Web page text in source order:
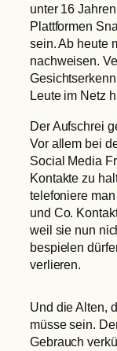
unter 16
Plattformen
sein. Ab heute
nachweisen.
Leute im Netz
Der Aufschrei
Vor allem bei
Social Media
Kontakte zu
telefoniere
und Co.
weil sie nun
bespielen
verlieren.
Und die Alten,
müsse sein.
Gebrauch